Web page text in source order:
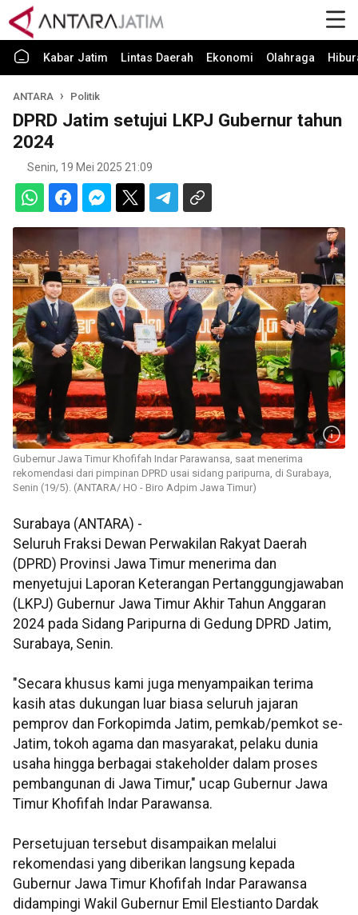
Kabar Jatim Lintas Daerah Ekonomi Olahraga
ANTARA Politik
DPRD Jatim setujui LKPJ Gubernur tahun
2024
Senin, 19 Mei 2025 21:09
Gubernur Jawa Timur Khofifah Indar Parawansa, saat menerima
rekomendasi dari pimpinan DPRD usai sidang paripurna, di Surabaya,
Senin (19/5). (ANTARA/ HO - Biro Adpim Jawa Timur)
Surabaya (ANTARA) -
Seluruh Fraksi Dewan Perwakilan Rakyat Daerah
(DPRD) Provinsi Jawa Timur menerima dan
menyetujui Laporan Keterangan Pertanggungjawaban
(LKPJ) Gubernur Jawa Timur Akhir Tahun Anggaran
2024 pada Sidang Paripurna di Gedung DPRD Jatim,
Surabaya, Senin.
"Secara khusus kami juga menyampaikan terima
kasih atas dukungan luar biasa seluruh jajaran
pemprov dan Forkopimda Jatim, pemkab/pemkot se-
Jatim, tokoh agama dan masyarakat, pelaku dunia
usaha hingga berbagai stakeholder dalam proses
pembangunan di Jawa Timur," ucap Gubernur Jawa
Timur Khofifah Indar Parawansa.
Persetujuan tersebut disampaikan melalui
rekomendasi yang diberikan langsung kepada
Gubernur Jawa Timur Khofifah Indar Parawansa
didampingi Wakil Gubernur Emil Elestianto Dardak